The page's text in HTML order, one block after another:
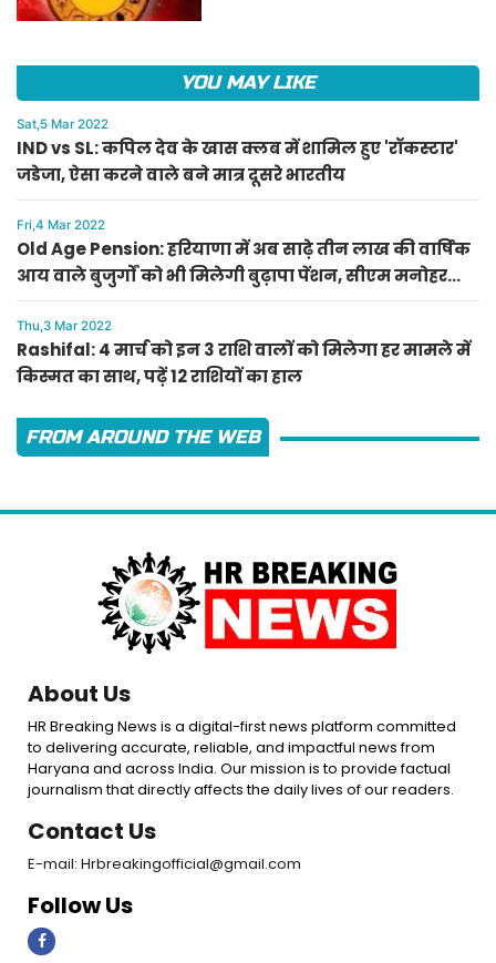
YOU MAY LIKE
Sat,5 Mar 2022
IND vs SL: कपिल देव के खास क्लब में शामिल हुए 'रॉकस्टार'
जडेजा, ऐसा करने वाले बने मात्र दूसरे भारतीय
Fri,4 Mar 2022
Old Age Pension: हरियाणा में अब साढ़े तीन लाख की वार्षिक
आय वाले बुजुर्गों को भी मिलेगी बुढ़ापा पेंशन, सीएम मनोहर
लाल का ऐलान
Thu,3 Mar 2022
Rashifal: 4 मार्च को इन 3 राशि वालों को मिलेगा हर मामले में
किस्मत का साथ, पढ़ें 12 राशियों का हाल
FROM AROUND THE WEB
About Us
HR Breaking News is a digital-first news platform committed
to delivering accurate, reliable, and impactful news from
Haryana and across India. Our mission is to provide factual
journalism that directly affects the daily lives of our readers.
Contact Us
E-mail: Hrbreakingofficial@gmail.com
Follow Us